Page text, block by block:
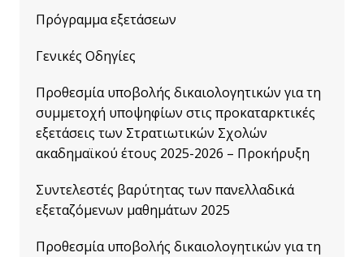
Πρόγραμμα εξετάσεων
Γενικές Οδηγίες
Προθεσμία υποβολής δικαιολογητικών για τη
συμμετοχή υποψηφίων στις προκαταρκτικές
εξετάσεις των Στρατιωτικών Σχολών
ακαδημαϊκού έτους 2025-2026 – Προκήρυξη
Συντελεστές βαρύτητας των πανελλαδικά
εξεταζόμενων μαθημάτων 2025
Προθεσμία υποβολής δικαιολογητικών για τη